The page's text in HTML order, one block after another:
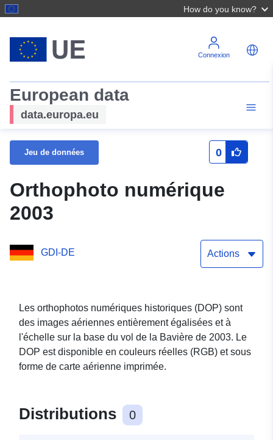
How do you know?
Connexion
European data
data.europa.eu
Jeu de données 0
Orthophoto numérique
2003
GDI-DE Actions
Les orthophotos numériques historiques (DOP) sont
des images aériennes entièrement égalisées et à
l'échelle sur la base du vol de la Bavière de 2003. Le
DOP est disponible en couleurs réelles (RGB) et sous
forme de carte aérienne imprimée.
Distributions 0